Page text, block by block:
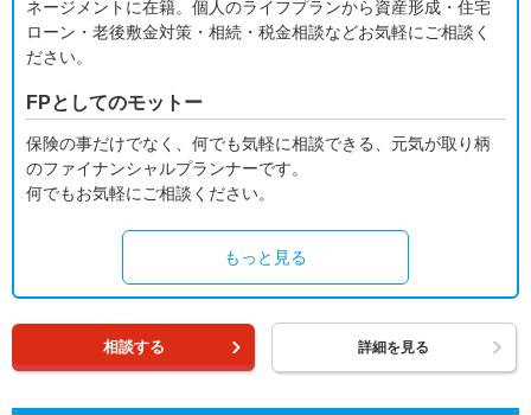
ネージメントに在籍。個人のライフプランから資産形成・住宅
ローン・老後敷金対策・相続・税金相談などお気軽にご相談く
ださい。
FPとしてのモットー
保険の事だけでなく、何でも気軽に相談できる、元気が取り柄
のファイナンシャルプランナーです。
何でもお気軽にご相談ください。
もっと見る
相談する 詳細を見る